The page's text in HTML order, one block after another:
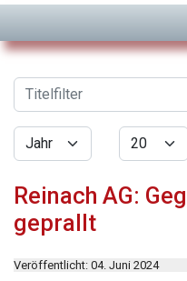
Filter
Titelfilter
Jahr Anzeige #
Reinach AG:
geprallt
Veröffentlicht: 04. Juni 2024